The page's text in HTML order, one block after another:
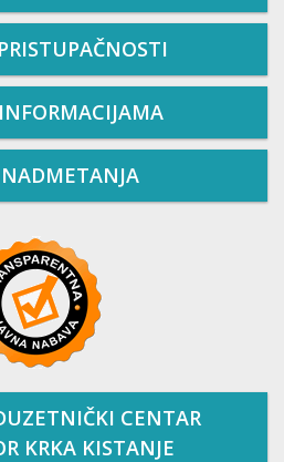
CENTAR
KRKA KISTANJE